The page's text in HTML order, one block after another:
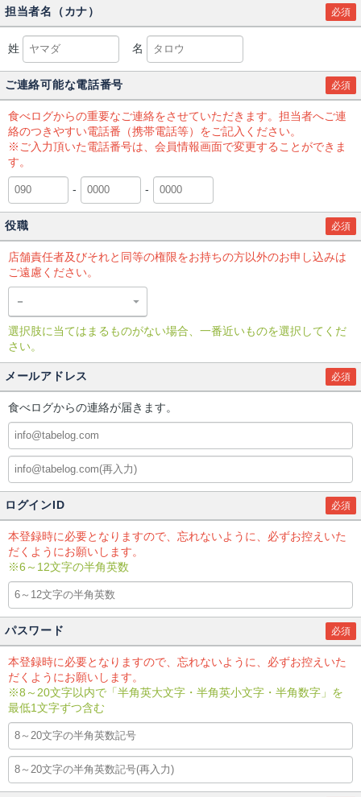
担当者名（カナ） 必須
姓 名
ご連絡可能な電話番号 必須
食べログからの重要なご連絡をさせていただきます。担当者へご連
絡のつきやすい電話番（携帯電話等）をご記入ください。
※ご入力頂いた電話番号は、会員情報画面で変更することができま
す。
- -
役職 必須
店舗責任者及びそれと同等の権限をお持ちの方以外のお申し込みは
ご遠慮ください。
選択肢に当てはまるものがない場合、一番近いものを選択してくだ
さい。
メールアドレス 必須
食べログからの連絡が届きます。
ログインID 必須
本登録時に必要となりますので、忘れないように、必ずお控えいた
だくようにお願いします。
※6～12文字の半角英数
パスワード 必須
本登録時に必要となりますので、忘れないように、必ずお控えいた
だくようにお願いします。
※8～20文字以内で「半角英大文字・半角英小文字・半角数字」を
最低1文字ずつ含む